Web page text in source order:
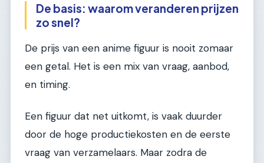
De basis: waarom veranderen prijzen
zo snel?
De prijs van een anime figuur is nooit zomaar
een getal. Het is een mix van vraag, aanbod,
en timing.
Een figuur dat net uitkomt, is vaak duurder
door de hoge productiekosten en de eerste
vraag van verzamelaars. Maar zodra de